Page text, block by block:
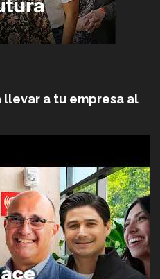
llevar a tu empresa al